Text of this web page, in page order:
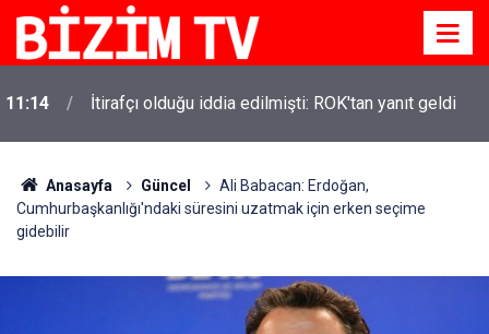
11:14 İtirafçı olduğu iddia edilmişti: ROK'tan yanıt geldi
Anasayfa Güncel
Ali Babacan: Erdoğan,
Cumhurbaşkanlığı'ndaki süresini uzatmak için erken seçime
gidebilir